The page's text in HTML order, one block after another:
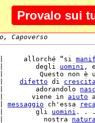
Provalo sui
Capoverso
allorché “si
degli uomini ,
Questo non è
difetto di
adorandolo
viene in aiuto
messaggio ch'essa
gli uomini . . .
nostra